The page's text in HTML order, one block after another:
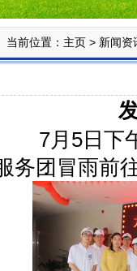
当前位置： 主页 > 新闻资
7月5日下午
务团冒雨前